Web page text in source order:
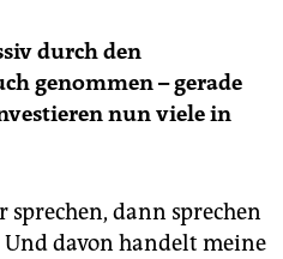
durch den
genommen – gerade
nun viele in
sprechen, dann sprechen
davon handelt meine